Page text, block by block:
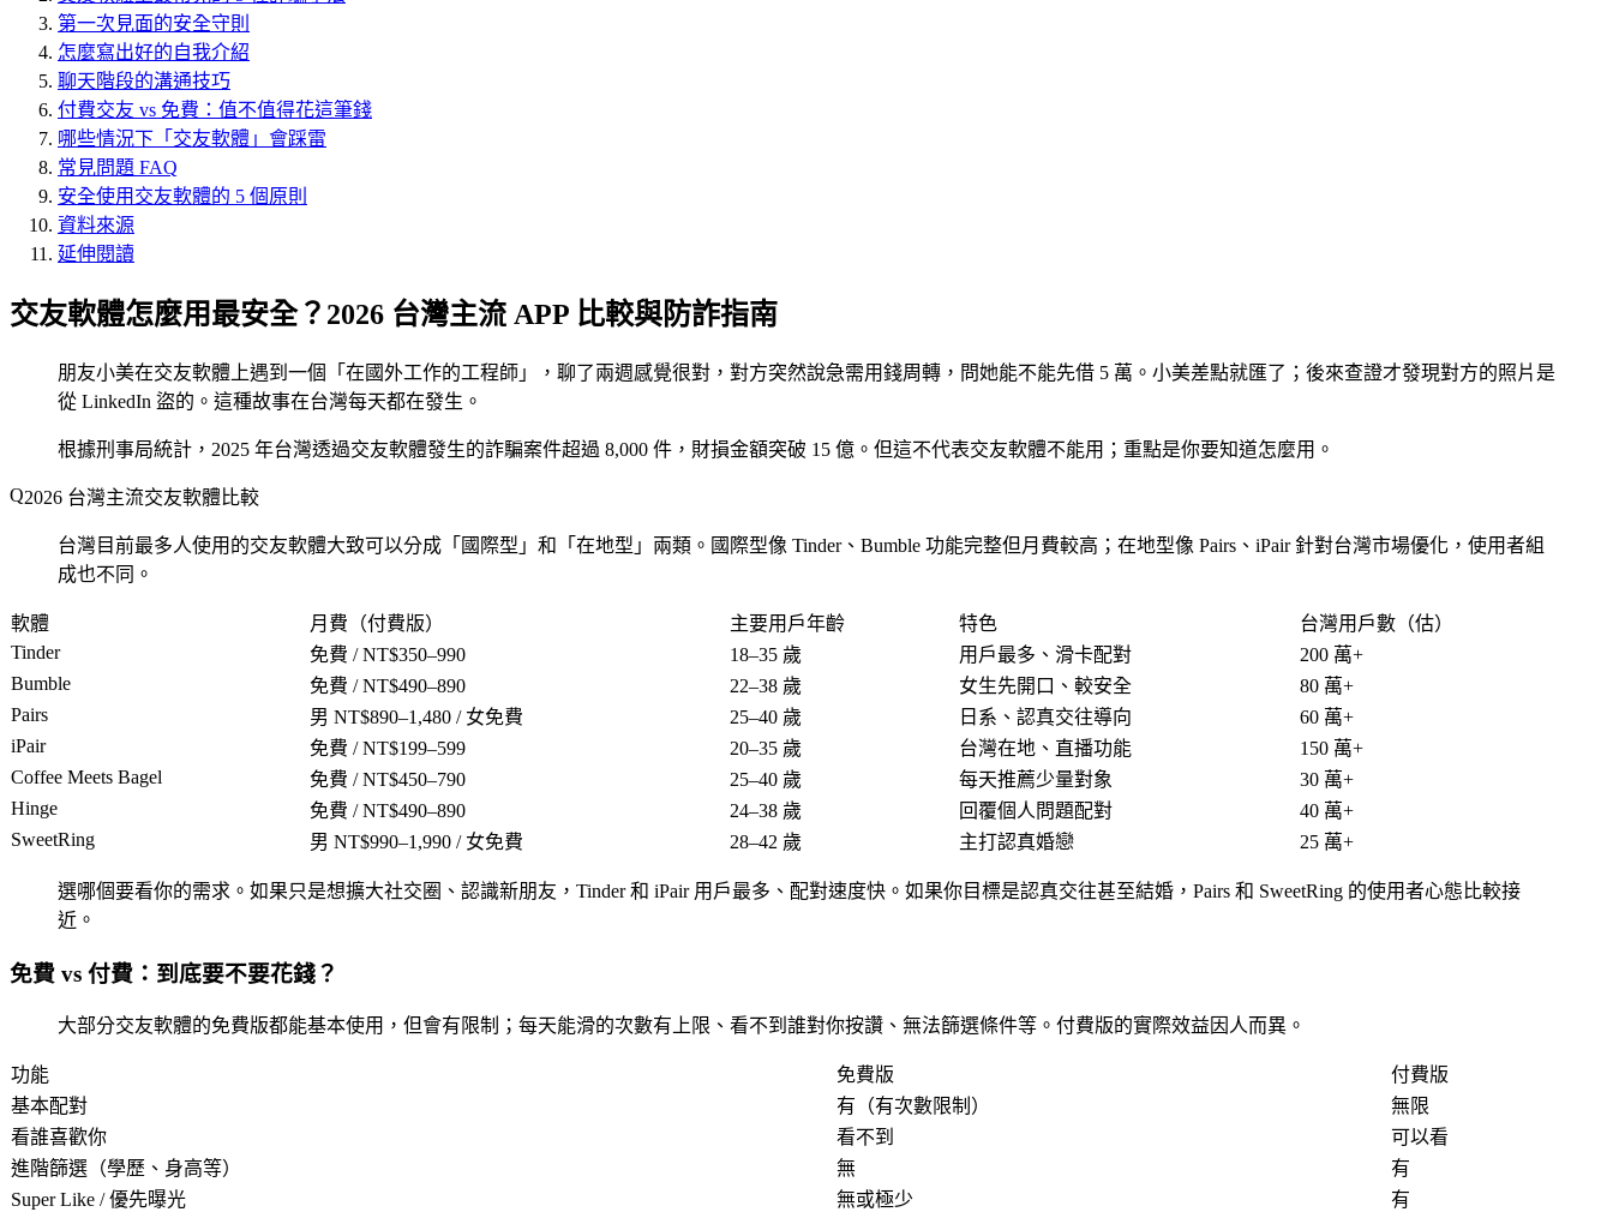
第一次見面的安全守則
怎麼寫出好的自我介紹
聊天階段的溝通技巧
付費交友 vs 免費：值不值得花這筆錢
哪些情況下「交友軟體」會踩雷
常見問題 FAQ
安全使用交友軟體的 5 個原則
資料來源
延伸閱讀
交友軟體怎麼用最安全？2026 台灣主流 APP 比較與防詐指南
朋友小美在交友軟體上遇到一個「在國外工作的工程師」，聊了兩週感覺很對，對方突然說急需用錢周轉，問她能不能先借 5 萬。小美差點就匯了；後來查證才發現對方的照片是
從 LinkedIn 盜的。這種故事在台灣每天都在發生。
根據刑事局統計，2025 年台灣透過交友軟體發生的詐騙案件超過 8,000 件，財損金額突破 15 億。但這不代表交友軟體不能用；重點是你要知道怎麼用。
2026 台灣主流交友軟體比較
台灣目前最多人使用的交友軟體大致可以分成「國際型」和「在地型」兩類。國際型像 Tinder、Bumble 功能完整但月費較高；在地型像 Pairs、iPair 針對台灣市場優化，使用者組
成也不同。
軟體 月費（付費版） 主要用戶年齡 特色
台灣用戶數（估）
Tinder
免費 / NT$350–990 18–35 歲 用戶最多、滑卡配對
200 萬+
Bumble
免費 / NT$490–890 22–38 歲 女生先開口、較安全
80 萬+
Pairs
男 NT$890–1,480 / 女免費 25–40 歲 日系、認真交往導向
60 萬+
iPair
免費 / NT$199–599 20–35 歲 台灣在地、直播功能
150 萬+
Coffee Meets Bagel
免費 / NT$450–790 25–40 歲 每天推薦少量對象
30 萬+
Hinge
免費 / NT$490–890 24–38 歲 回覆個人問題配對
40 萬+
SweetRing
男 NT$990–1,990 / 女免費 28–42 歲 主打認真婚戀 25 萬+
選哪個要看你的需求。如果只是想擴大社交圈、認識新朋友，Tinder 和 iPair 用戶最多、配對速度快。如果你目標是認真交往甚至結婚，Pairs 和 SweetRing 的使用者心態比較接
近。
免費 vs 付費：到底要不要花錢？
大部分交友軟體的免費版都能基本使用，但會有限制；每天能滑的次數有上限、看不到誰對你按讚、無法篩選條件等。付費版的實際效益因人而異。
功能 免費版
付費版
基本配對
有（有次數限制）
無限
看誰喜歡你
看不到
可以看
進階篩選（學歷、身高等）
無
有
Super Like / 優先曝光
無或極少
有